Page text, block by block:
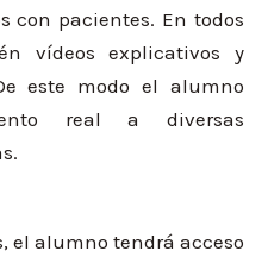
con pacientes. En todos
vídeos explicativos y
este modo el alumno
real a diversas
el alumno tendrá acceso